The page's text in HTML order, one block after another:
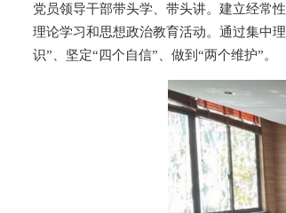
党员领导干部带头学、带头讲。建立经常
理论学习和思想政治教育活动。通过集中
识”、坚定“四个自信”、做到“两个维护”。